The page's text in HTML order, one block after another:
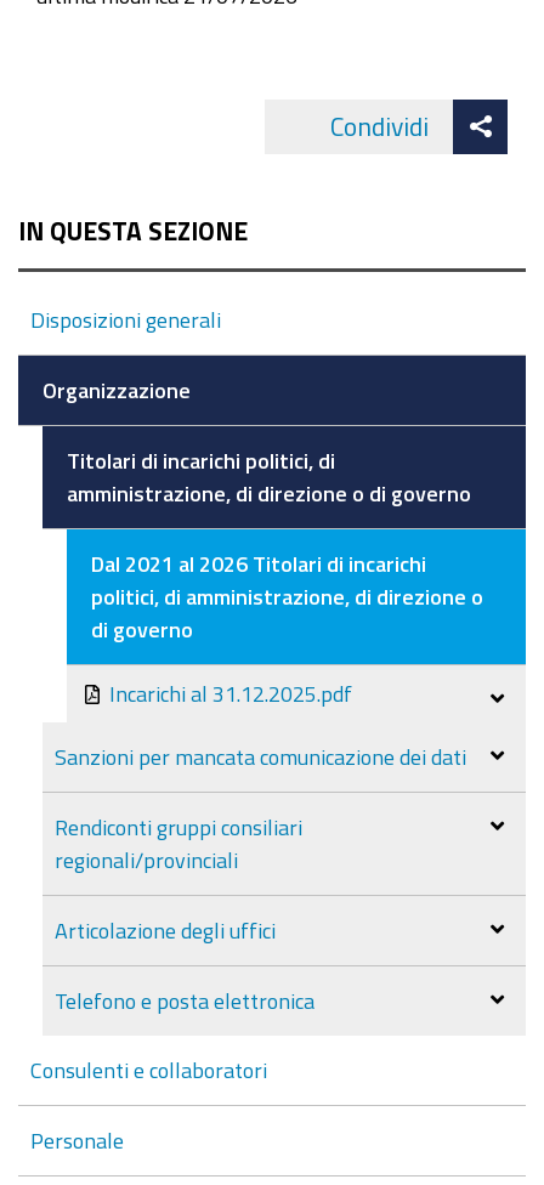
Condividi
IN QUESTA SEZIONE
Disposizioni generali
Organizzazione
Titolari di incarichi politici, di
amministrazione, di direzione o di governo
Dal 2021 al 2026 Titolari di incarichi
politici, di amministrazione, di direzione o
di governo
Incarichi al 31.12.2025.pdf
Sanzioni per mancata comunicazione dei dati
Rendiconti gruppi consiliari
regionali/provinciali
Articolazione degli uffici
Telefono e posta elettronica
Consulenti e collaboratori
Personale